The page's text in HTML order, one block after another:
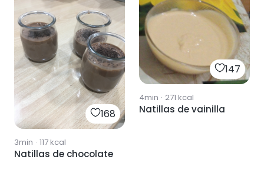
168
3min · 117kcal
Natillas de chocolate
147
4min · 271 kcal
Natillas de vainilla